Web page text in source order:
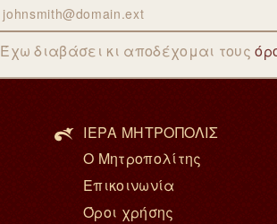
Έχω διαβάσει κι αποδέχομαι τους
ΙΕΡΑ ΜΗΤΡΟΠΟΛΙΣ
Ο Μητροπολίτης
Επικοινωνία
Όροι χρήσης